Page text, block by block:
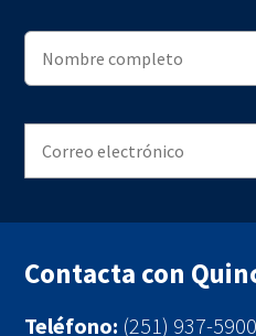
Contacta con
Teléfono: (251) 937-5900